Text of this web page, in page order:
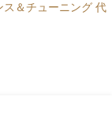
＆チューニング 代